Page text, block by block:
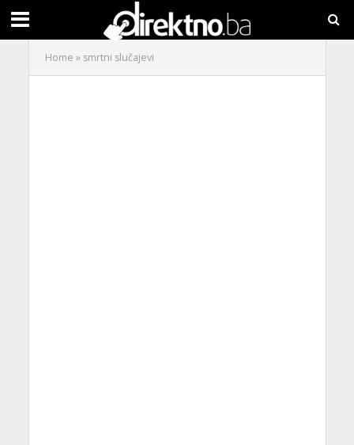
Home » smrtni slučajevi